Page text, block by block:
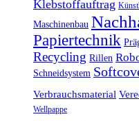
Klebstoffauftrag
Maschinenbau
Papiertechnik
Recycling Rillen
Schneidsystem
Verbrauchsmaterial
Wellpappe